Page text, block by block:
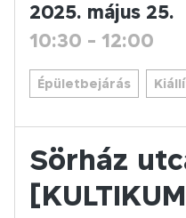
2025. május 25.
10:30 - 12:00
Épületbejárás
Sörház